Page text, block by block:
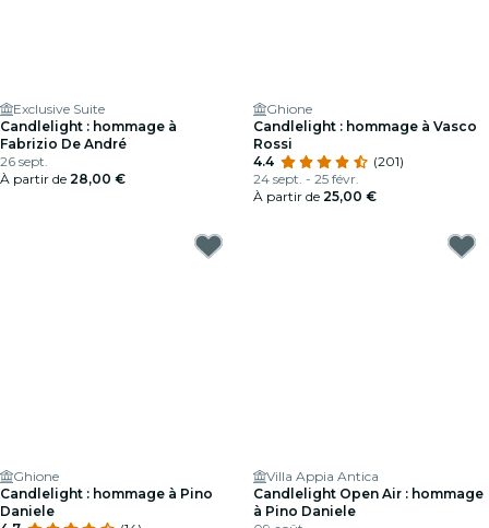
Exclusive Suite
Candlelight : hommage à
Fabrizio De André
26 sept.
À partir de 28,00 €
Ghione
Candlelight : hommage à Vasco
Rossi
4.4
(201)
24 sept. - 25 févr.
À partir de 25,00 €
Ghione
Candlelight : hommage à Pino
Daniele
Villa Appia Antica
Candlelight Open Air : hommage
à Pino Daniele